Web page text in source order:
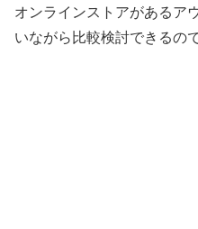
オンラインストアがあるア
いながら比較検討できるの